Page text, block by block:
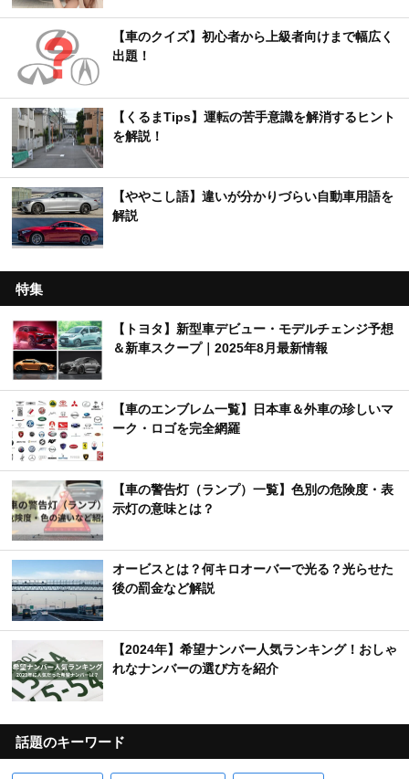
【車のクイズ】初心者から上級者向けまで幅広く
出題！
【くるまTips】運転の苦手意識を解消するヒント
を解説！
【ややこし語】違いが分かりづらい自動車用語を
解説
特集
【トヨタ】新型車デビュー・モデルチェンジ予想
＆新車スクープ｜2025年8月最新情報
【車のエンブレム一覧】日本車＆外車の珍しいマ
ーク・ロゴを完全網羅
【車の警告灯（ランプ）一覧】色別の危険度・表
示灯の意味とは？
オービスとは？何キロオーバーで光る？光らせた
後の罰金など解説
【2024年】希望ナンバー人気ランキング！おしゃ
れなナンバーの選び方を紹介
話題のキーワード